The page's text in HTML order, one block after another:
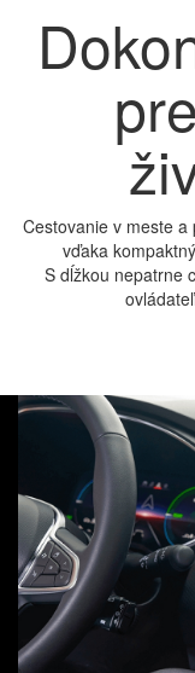
Cestovanie v meste
vďaka
S dĺžkou nepatrne